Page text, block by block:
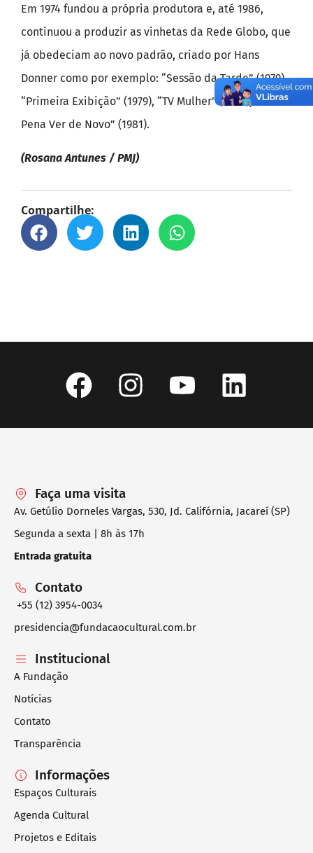
Em 1974 fundou a própria produtora e, até 1986,
continuou a produzir as vinhetas da Rede Globo, que
já obedeciam ao novo padrão, criado por Hans
Donner como por exemplo: “Sessão da Tarde” (1979),
“Primeira Exibição” (1979), “TV Mulher” (1980), “Vale a
Pena Ver de Novo” (1981).
(Rosana Antunes / PMJ)
Compartilhe:
Faça uma visita
Av. Getúlio Dorneles Vargas, 530, Jd. Califórnia, Jacareí (SP)
Segunda a sexta | 8h às 17h
Entrada gratuita
Contato
+55 (12) 3954-0034
presidencia@fundacaocultural.com.br
Institucional
A Fundação
Notícias
Contato
Transparência
Informações
Espaços Culturais
Agenda Cultural
Projetos e Editais